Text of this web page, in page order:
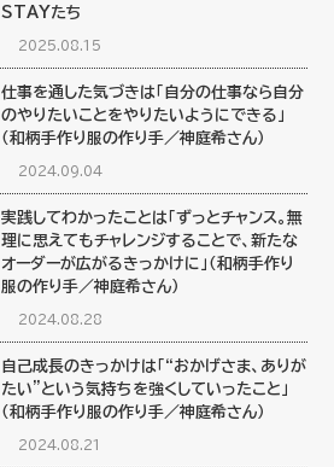
STAYたち
2025.08.15
仕事を通した気づきは「自分の仕事なら自分
のやりたいことをやりたいようにできる」
（和柄手作り服の作り手／神庭希さん）
2024.09.04
実践してわかったことは「ずっとチャンス。無
理に思えてもチャレンジすることで、新たな
オーダーが広がるきっかけに」（和柄手作り
服の作り手／神庭希さん）
2024.08.28
自己成長のきっかけは「“おかげさま、ありが
たい”という気持ちを強くしていったこと」
（和柄手作り服の作り手／神庭希さん）
2024.08.21